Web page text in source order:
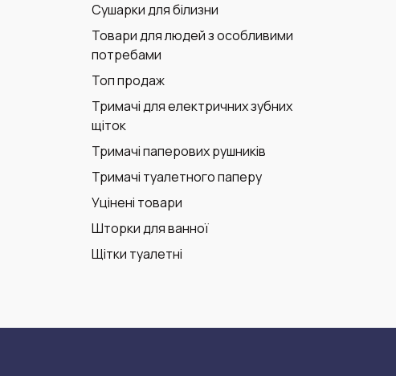
Сушарки для білизни
Товари для людей з особливими
потребами
Топ продаж
Тримачі для електричних зубних
щіток
Тримачі паперових рушників
Тримачі туалетного паперу
Уцінені товари
Шторки для ванної
Щітки туалетні